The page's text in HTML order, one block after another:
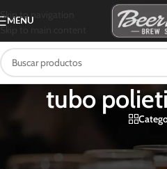
Skip to navigation
Skip to main content
MENU
tubo
Mostrando el único resultado